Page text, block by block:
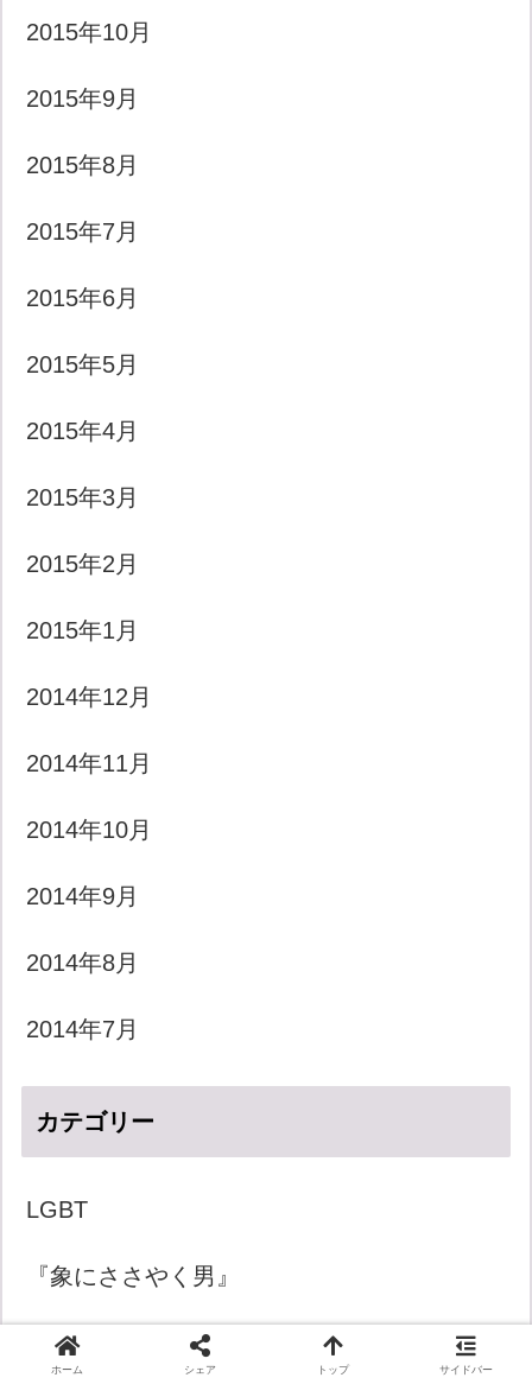
2015年10月
2015年9月
2015年8月
2015年7月
2015年6月
2015年5月
2015年4月
2015年3月
2015年2月
2015年1月
2014年12月
2014年11月
2014年10月
2014年9月
2014年8月
2014年7月
カテゴリー
LGBT
『象にささやく男』
きょうのダジャレ
ホーム シェア トップ サイドバー